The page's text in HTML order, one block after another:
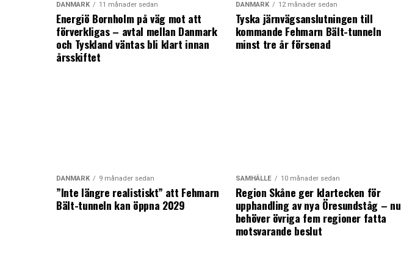
DANMARK 11 månader sedan
Energiö Bornholm på väg mot att
förverkligas – avtal mellan Danmark
och Tyskland väntas bli klart innan
årsskiftet
DANMARK 12 månader sedan
Tyska järnvägsanslutningen till
kommande Fehmarn Bält-tunneln
minst tre år försenad
DANMARK 9 månader sedan
”Inte längre realistiskt” att Fehmarn
Bält-tunneln kan öppna 2029
SAMHÄLLE 10 månader sedan
Region Skåne ger klartecken för
upphandling av nya Öresundståg – nu
behöver övriga fem regioner fatta
motsvarande beslut